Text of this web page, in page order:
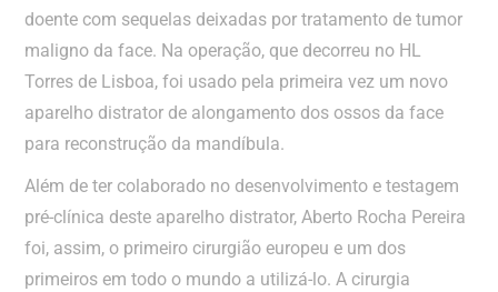
doente com sequelas deixadas por tratamento de tumor
maligno da face. Na operação, que decorreu no HL
Torres de Lisboa, foi usado pela primeira vez um novo
aparelho distrator de alongamento dos ossos da face
para reconstrução da mandíbula.
Além de ter colaborado no desenvolvimento e testagem
pré-clínica deste aparelho distrator, Aberto Rocha Pereira
foi, assim, o primeiro cirurgião europeu e um dos
primeiros em todo o mundo a utilizá-lo. A cirurgia